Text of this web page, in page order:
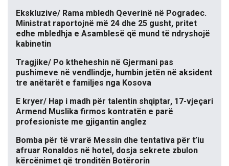
Ekskluzive/ Rama mbledh Qeverinë në Pogradec.
Ministrat raportojnë më 24 dhe 25 gusht, pritet
edhe mbledhja e Asamblesë që mund të ndryshojë
kabinetin
Tragjike/ Po ktheheshin në Gjermani pas
pushimeve në vendlindje, humbin jetën në aksident
tre anëtarët e familjes nga Kosova
E kryer/ Hap i madh për talentin shqiptar, 17-vjeçari
Armend Muslika firmos kontratën e parë
profesioniste me gjigantin anglez
Bomba për të vrarë Messin dhe tentativa për t’iu
afruar Ronaldos në hotel, dosja sekrete zbulon
kërcënimet që tronditën Botërorin